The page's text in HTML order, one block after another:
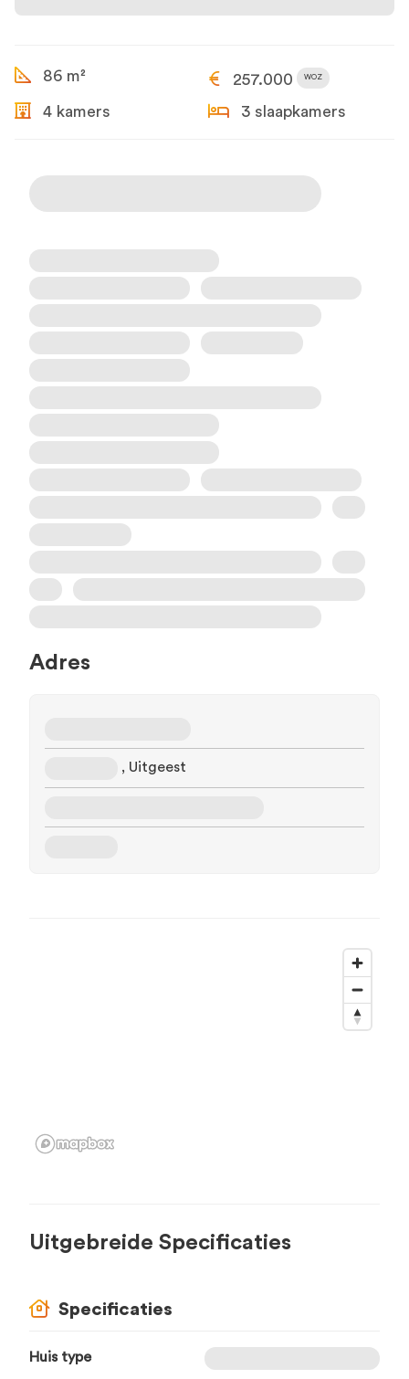
86 m² 257.000 WOZ
4 kamers 3 slaapkamers
Adres
, Uitgeest
Uitgebreide Specificaties
Specificaties
Huis type